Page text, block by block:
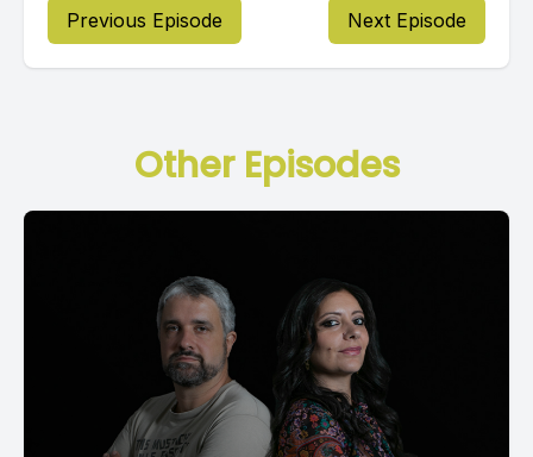
Previous Episode Next Episode
Other Episodes